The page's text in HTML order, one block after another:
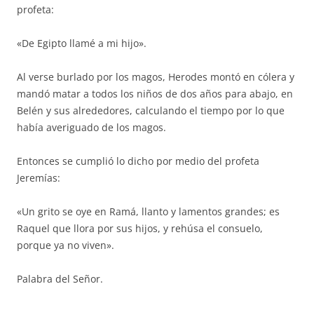
profeta:
«De Egipto llamé a mi hijo».
Al verse burlado por los magos, Herodes montó en cólera y
mandó matar a todos los niños de dos años para abajo, en
Belén y sus alrededores, calculando el tiempo por lo que
había averiguado de los magos.
Entonces se cumplió lo dicho por medio del profeta
Jeremías:
«Un grito se oye en Ramá, llanto y lamentos grandes; es
Raquel que llora por sus hijos, y rehúsa el consuelo,
porque ya no viven».
Palabra del Señor.